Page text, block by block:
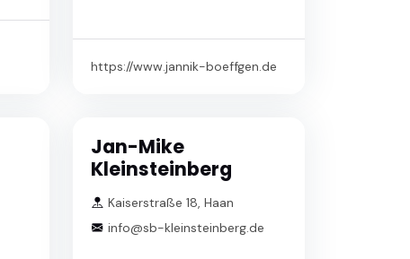
https://www.jannik-boeffgen.de
Jan-Mike
Kleinsteinberg
Kaiserstraße 18, Haan
info@sb-kleinsteinberg.de